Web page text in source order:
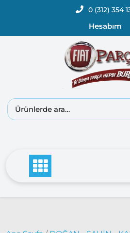
0 (312) 354
Hesabım
Fiat
Doblo
Doblo